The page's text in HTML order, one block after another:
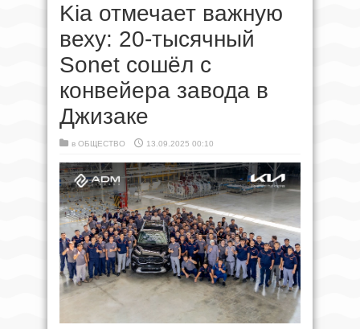
Kia отмечает важную
веху: 20-тысячный
Sonet сошёл с
конвейера завода в
Джизаке
в ОБЩЕСТВО 13.09.2025 00:10